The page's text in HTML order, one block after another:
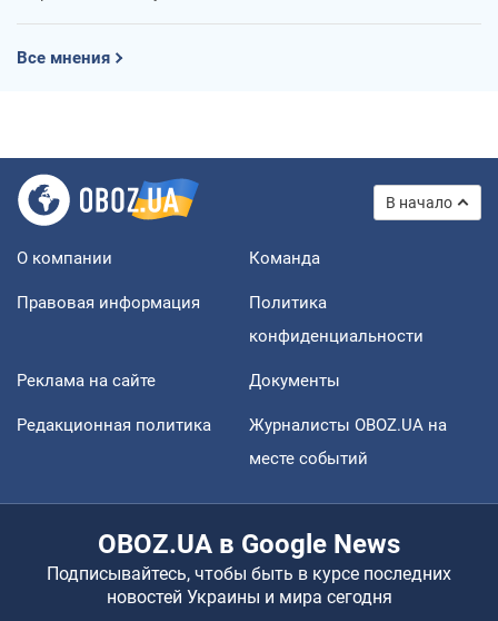
Все мнения
В начало
О компании Команда
Правовая информация
Политика
конфиденциальности
Реклама на сайте Документы
Редакционная политика
Журналисты OBOZ.UA на
месте событий
OBOZ.UA в Google News
Подписывайтесь, чтобы быть в курсе последних
новостей Украины и мира сегодня